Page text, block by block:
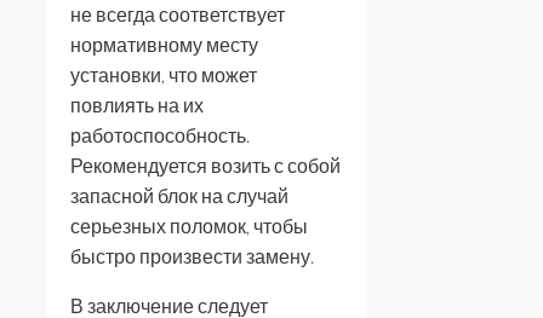
не всегда соответствует
нормативному месту
установки, что может
повлиять на их
работоспособность.
Рекомендуется возить с собой
запасной блок на случай
серьезных поломок, чтобы
быстро произвести замену.
В заключение следует